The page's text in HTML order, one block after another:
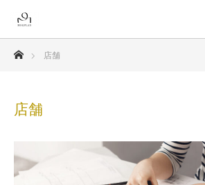
ホーム店舗
店舗